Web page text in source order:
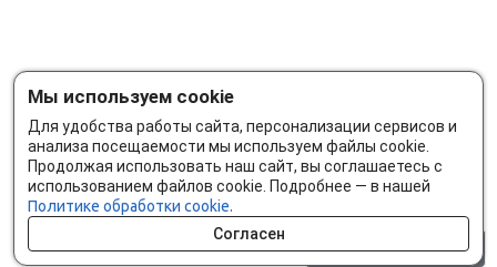
Мы используем cookie
Для удобства работы сайта, персонализации сервисов и
анализа посещаемости мы используем файлы cookie.
Продолжая использовать наш сайт, вы соглашаетесь с
использованием файлов cookie. Подробнее — в нашей
Политике обработки cookie.
Согласен